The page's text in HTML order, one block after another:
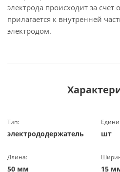
электрода происходит за счет
прилагается к внутренней
электродом.
Тип:
электрододержатель шт
Длина:
50 мм 15